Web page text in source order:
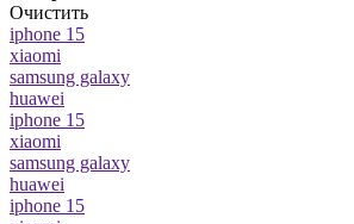
Очистить
iphone 15
xiaomi
samsung galaxy
huawei
iphone 15
xiaomi
samsung galaxy
huawei
iphone 15